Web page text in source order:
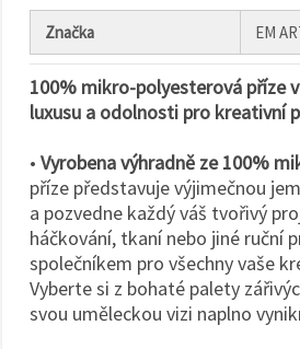
Značka EM
100% mikro-polyesterová příze
luxusu a odolnosti pro kreativní
• Vyrobena výhradně ze 100%
příze představuje výjimečnou
a pozvedne každý váš tvořivý
háčkování, tkaní nebo jiné ruční
společníkem pro všechny vaše
Vyberte si z bohaté palety
svou uměleckou vizi naplno